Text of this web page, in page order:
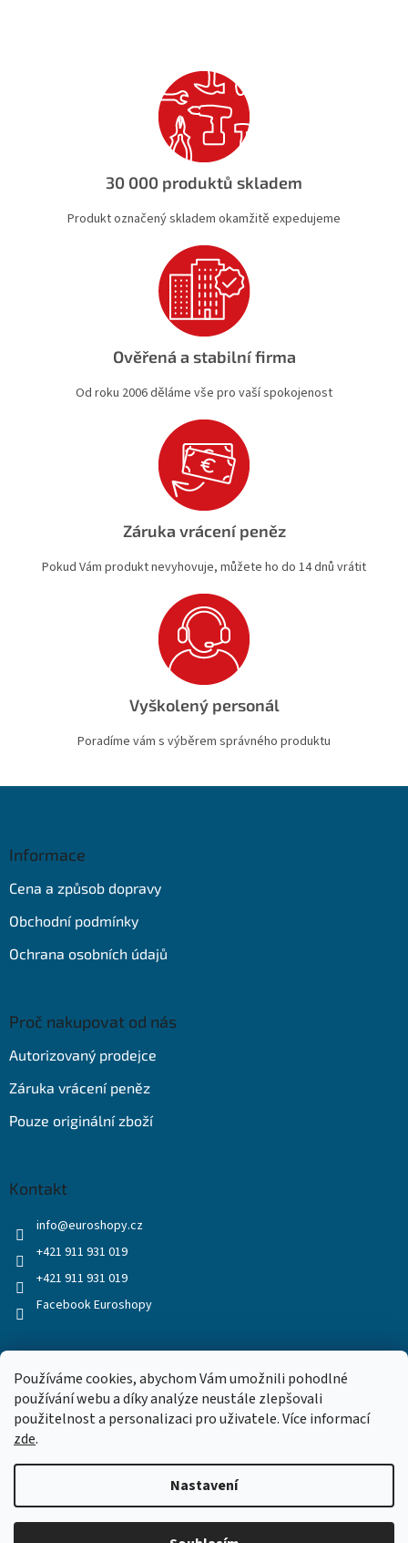
Používáme cookies, abychom Vám umožnili pohodlné
používání webu a díky analýze neustále zlepšovali
použitelnost a personalizaci pro uživatele. Více informací
zde.
Nastavení
c
í
p
r
v
y
ý
i
s
u
30 000 produktů skladem
Produkt označený skladem okamžitě expedujeme
Ověřená a stabilní firma
Od roku 2006 děláme vše pro vaší spokojenost
Záruka vrácení peněz
Pokud Vám produkt nevyhovuje, můžete ho do 14 dnů vrátit
Vyškolený personál
Poradíme vám s výběrem správného produktu
Informace
Cena a způsob dopravy
Obchodní podmínky
Ochrana osobních údajů
Proč nakupovat od nás
Autorizovaný prodejce
Záruka vrácení peněz
Pouze originální zboží
Kontakt
info@euroshopy.cz
+421 911 931 019
+421 911 931 019
Facebook Euroshopy
Vytvořil Shoptet